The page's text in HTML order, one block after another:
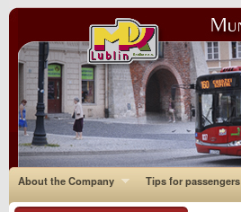
About the Company Tips for passengers